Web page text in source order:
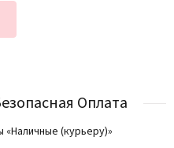
Оплата